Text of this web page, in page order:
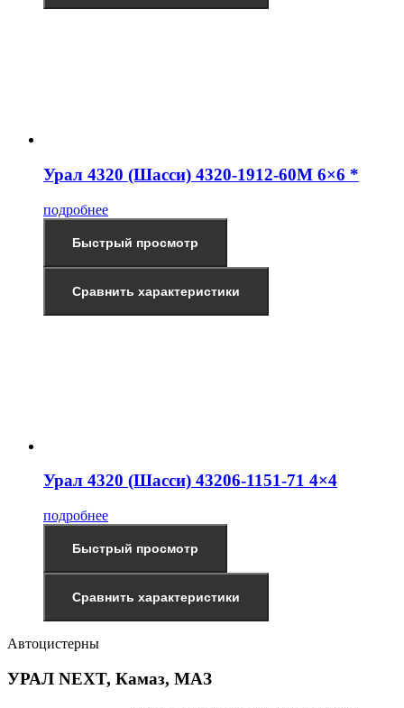
Урал 4320 (Шасси) 4320-1912-60М 6×6 *
подробнее
Быстрый просмотр
Сравнить характеристики
Урал 4320 (Шасси) 43206-1151-71 4×4
подробнее
Быстрый просмотр
Сравнить характеристики
Автоцистерны
УРАЛ NEXT, Камаз, МАЗ